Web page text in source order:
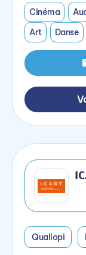
Cinéma
Art
Danse
Qualiopi